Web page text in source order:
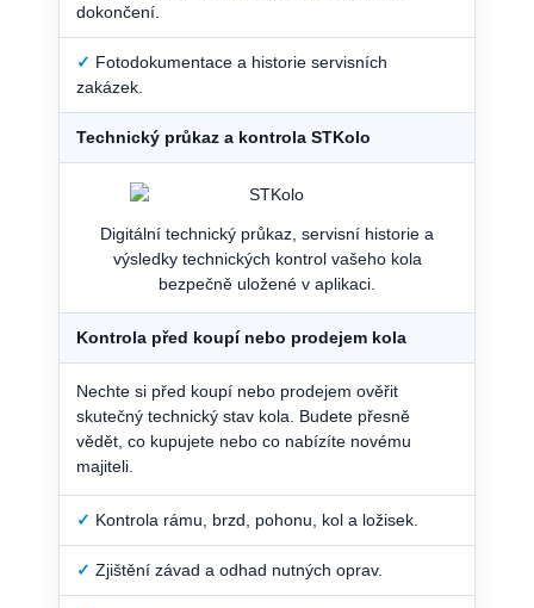
dokončení.
✓ Fotodokumentace a historie servisních
zakázek.
Technický průkaz a kontrola STKolo
Digitální technický průkaz, servisní historie a
výsledky technických kontrol vašeho kola
bezpečně uložené v aplikaci.
Kontrola před koupí nebo prodejem kola
Nechte si před koupí nebo prodejem ověřit
skutečný technický stav kola. Budete přesně
vědět, co kupujete nebo co nabízíte novému
majiteli.
✓ Kontrola rámu, brzd, pohonu, kol a ložisek.
✓ Zjištění závad a odhad nutných oprav.